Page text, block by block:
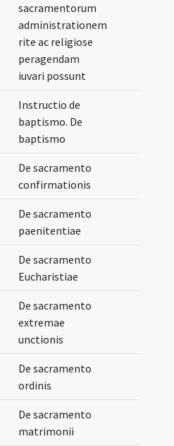
sacramentorum
administrationem
rite ac religiose
peragendam
iuvari possunt
Instructio de
baptismo. De
baptismo
De sacramento
confirmationis
De sacramento
paenitentiae
De sacramento
Eucharistiae
De sacramento
extremae
unctionis
De sacramento
ordinis
De sacramento
matrimonii